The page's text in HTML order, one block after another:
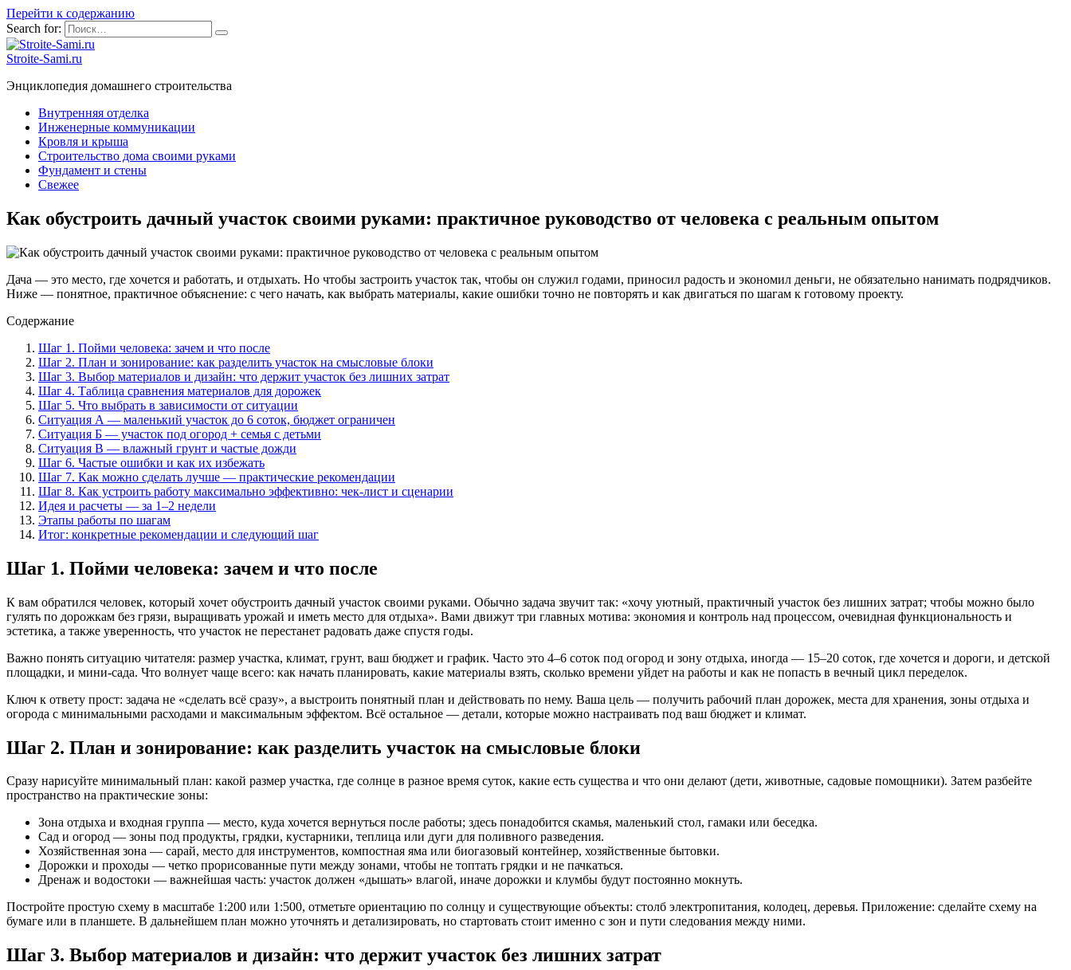
Перейти к содержанию
Search for:
Stroite-Sami.ru
Энциклопедия домашнего строительства
Внутренняя отделка
Инженерные коммуникации
Кровля и крыша
Строительство дома своими руками
Фундамент и стены
Свежее
Как обустроить дачный участок своими руками: практичное руководство от человека с реальным опытом
Дача — это место, где хочется и работать, и отдыхать. Но чтобы застроить участок так, чтобы он служил годами, приносил радость и экономил деньги, не обязательно нанимать подрядчиков.
Ниже — понятное, практичное объяснение: с чего начать, как выбрать материалы, какие ошибки точно не повторять и как двигаться по шагам к готовому проекту.
Содержание
Шаг 1. Пойми человека: зачем и что после
Шаг 2. План и зонирование: как разделить участок на смысловые блоки
Шаг 3. Выбор материалов и дизайн: что держит участок без лишних затрат
Шаг 4. Таблица сравнения материалов для дорожек
Шаг 5. Что выбрать в зависимости от ситуации
Ситуация А — маленький участок до 6 соток, бюджет ограничен
Ситуация Б — участок под огород + семья с детьми
Ситуация В — влажный грунт и частые дожди
Шаг 6. Частые ошибки и как их избежать
Шаг 7. Как можно сделать лучше — практические рекомендации
Шаг 8. Как устроить работу максимально эффективно: чек-лист и сценарии
Идея и расчеты — за 1–2 недели
Этапы работы по шагам
Итог: конкретные рекомендации и следующий шаг
Шаг 1. Пойми человека: зачем и что после
К вам обратился человек, который хочет обустроить дачный участок своими руками. Обычно задача звучит так: «хочу уютный, практичный участок без лишних затрат; чтобы можно было
гулять по дорожкам без грязи, выращивать урожай и иметь место для отдыха». Вами движут три главных мотива: экономия и контроль над процессом, очевидная функциональность и
эстетика, а также уверенность, что участок не перестанет радовать даже спустя годы.
Важно понять ситуацию читателя: размер участка, климат, грунт, ваш бюджет и график. Часто это 4–6 соток под огород и зону отдыха, иногда — 15–20 соток, где хочется и дороги, и детской
площадки, и мини-сада. Что волнует чаще всего: как начать планировать, какие материалы взять, сколько времени уйдет на работы и как не попасть в вечный цикл переделок.
Ключ к ответу прост: задача не «сделать всё сразу», а выстроить понятный план и действовать по нему. Ваша цель — получить рабочий план дорожек, места для хранения, зоны отдыха и
огорода с минимальными расходами и максимальным эффектом. Всё остальное — детали, которые можно настраивать под ваш бюджет и климат.
Шаг 2. План и зонирование: как разделить участок на смысловые блоки
Сразу нарисуйте минимальный план: какой размер участка, где солнце в разное время суток, какие есть существа и что они делают (дети, животные, садовые помощники). Затем разбейте
пространство на практические зоны:
Зона отдыха и входная группа — место, куда хочется вернуться после работы; здесь понадобится скамья, маленький стол, гамаки или беседка.
Сад и огород — зоны под продукты, грядки, кустарники, теплица или дуги для поливного разведения.
Хозяйственная зона — сарай, место для инструментов, компостная яма или биогазовый контейнер, хозяйственные бытовки.
Дорожки и проходы — четко прорисованные пути между зонами, чтобы не топтать грядки и не пачкаться.
Дренаж и водостоки — важнейшая часть: участок должен «дышать» влагой, иначе дорожки и клумбы будут постоянно мокнуть.
Постройте простую схему в масштабе 1:200 или 1:500, отметьте ориентацию по солнцу и существующие объекты: столб электропитания, колодец, деревья. Приложение: сделайте схему на
бумаге или в планшете. В дальнейшем план можно уточнять и детализировать, но стартовать стоит именно с зон и пути следования между ними.
Шаг 3. Выбор материалов и дизайн: что держит участок без лишних затрат